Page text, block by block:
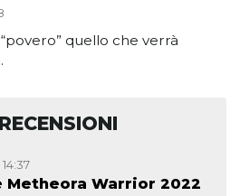
quello che verrà
Metheora Warrior 2022